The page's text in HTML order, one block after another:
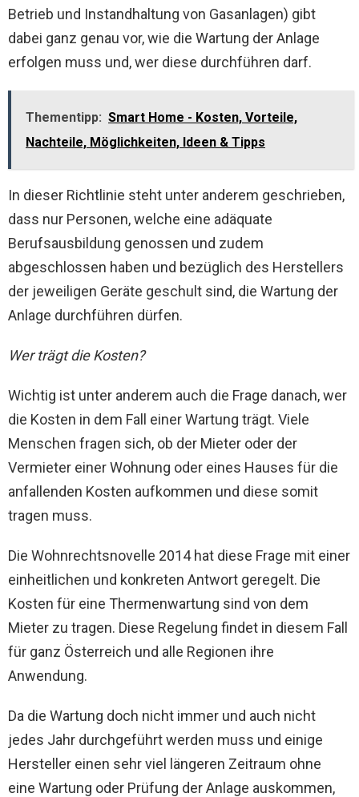
Betrieb und Instandhaltung von Gasanlagen) gibt
dabei ganz genau vor, wie die Wartung der Anlage
erfolgen muss und, wer diese durchführen darf.
Thementipp: Smart Home - Kosten, Vorteile,
Nachteile, Möglichkeiten, Ideen & Tipps
In dieser Richtlinie steht unter anderem geschrieben,
dass nur Personen, welche eine adäquate
Berufsausbildung genossen und zudem
abgeschlossen haben und bezüglich des Herstellers
der jeweiligen Geräte geschult sind, die Wartung der
Anlage durchführen dürfen.
Wer trägt die Kosten?
Wichtig ist unter anderem auch die Frage danach, wer
die Kosten in dem Fall einer Wartung trägt. Viele
Menschen fragen sich, ob der Mieter oder der
Vermieter einer Wohnung oder eines Hauses für die
anfallenden Kosten aufkommen und diese somit
tragen muss.
Die Wohnrechtsnovelle 2014 hat diese Frage mit einer
einheitlichen und konkreten Antwort geregelt. Die
Kosten für eine Thermenwartung sind von dem
Mieter zu tragen. Diese Regelung findet in diesem Fall
für ganz Österreich und alle Regionen ihre
Anwendung.
Da die Wartung doch nicht immer und auch nicht
jedes Jahr durchgeführt werden muss und einige
Hersteller einen sehr viel längeren Zeitraum ohne
eine Wartung oder Prüfung der Anlage auskommen,